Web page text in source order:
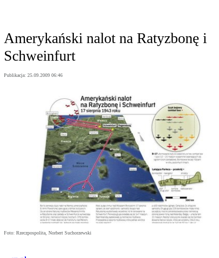
Amerykański nalot na Ratyzbonę i
Schweinfurt
Publikacja: 25.09.2009 06:46
Foto: Rzeczpospolita, Norbert Suchorzewski